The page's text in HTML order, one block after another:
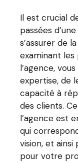
Il est crucial
passées
s’assurer de
examinant
l’agence,
expertise, de
capacité à
des clients.
l’agence est
qui
vision, et
pour votre